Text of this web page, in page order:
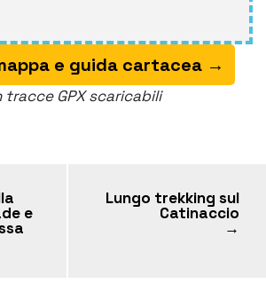
e guida cartacea →
tracce GPX scaricabili
e
Lungo trekking sul
Catinaccio
→